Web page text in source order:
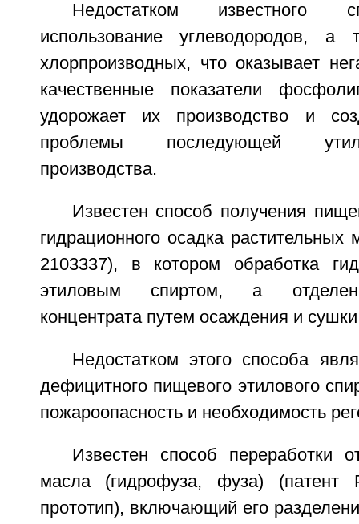
Недостатком известного
использование углеводородов,
хлорпроизводных, что оказывает
качественные показатели
удорожает их производство и
проблемы последующей
производства.
Известен способ получения
гидрационного осадка
2103337), в котором обработка
этиловым спиртом, а
концентрата путем осаждения и
Недостатком этого способа
дефицитного пищевого этилового
пожароопасность и необходимость
Известен способ переработки
масла (гидрофуза, фуза)
прототип), включающий его